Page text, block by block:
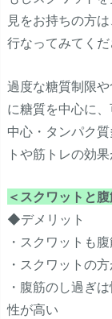
見をお持ちの方
行なってみてくだ
過度な糖質制限
に糖質を中心に
中心・タンパク
トや筋トレの効
＜スクワットと
◆デメリット
・スクワットも
・スクワットの
・腹筋のし過ぎ
性が高い